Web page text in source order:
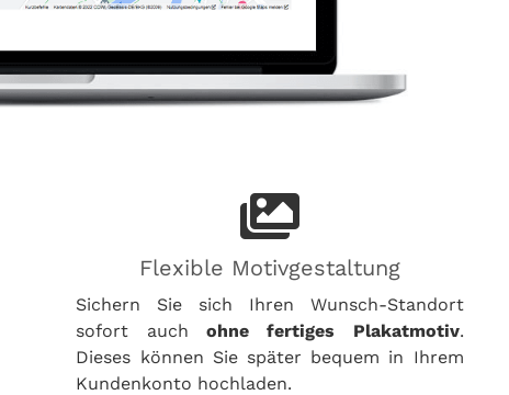
Flexible Motivgestaltung
Sichern Sie sich Ihren Wunsch-Standort
sofort auch ohne fertiges Plakatmotiv.
Dieses können Sie später bequem in Ihrem
Kundenkonto hochladen.